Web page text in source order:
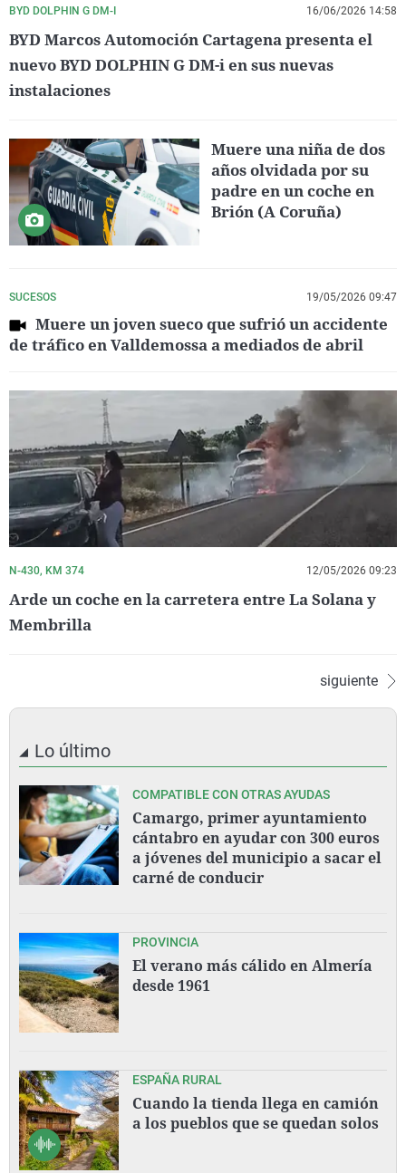
BYD DOLPHIN G DM-I 16/06/2026 14:58
BYD Marcos Automoción Cartagena presenta el
nuevo BYD DOLPHIN G DM-i en sus nuevas
instalaciones
Muere una niña de dos
años olvidada por su
padre en un coche en
Brión (A Coruña)
SUCESOS 19/05/2026 09:47
Muere un joven sueco que sufrió un accidente
de tráfico en Valldemossa a mediados de abril
N-430, KM 374 12/05/2026 09:23
Arde un coche en la carretera entre La Solana y
Membrilla
siguiente
Lo último
COMPATIBLE CON OTRAS AYUDAS
Camargo, primer ayuntamiento
cántabro en ayudar con 300 euros
a jóvenes del municipio a sacar el
carné de conducir
PROVINCIA
El verano más cálido en Almería
desde 1961
ESPAÑA RURAL
Cuando la tienda llega en camión
a los pueblos que se quedan solos